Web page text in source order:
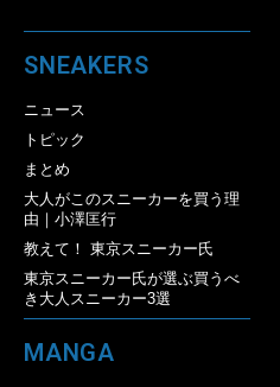
SNEAKERS
ニュース
トピック
まとめ
大人がこのスニーカーを買う理
由｜小澤匡行
教えて！ 東京スニーカー氏
東京スニーカー氏が選ぶ買うべ
き大人スニーカー3選
MANGA